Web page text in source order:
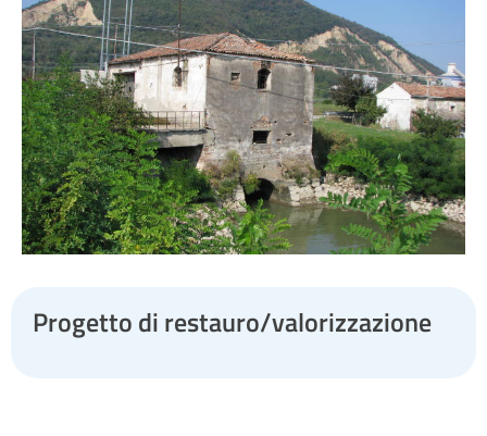
Progetto di restauro/valorizzazione